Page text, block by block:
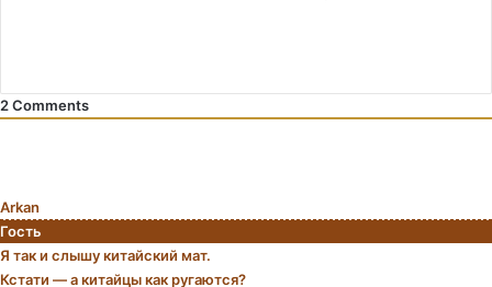
2Comments
Arkan
Гость
Я так и слышу китайский мат.
Кстати — а китайцы как ругаются?